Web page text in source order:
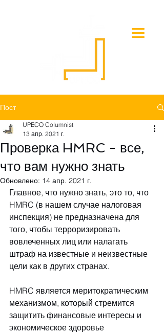
Пост
Проверка HMRC - все,
что вам нужно знать
UPECO Columnist
13 апр. 2021 г.
Обновлено: 14 апр. 2021 г.
Главное, что нужно знать, это то, что
HMRC (в нашем случае налоговая
инспекция) не предназначена для
того, чтобы терроризировать
вовлеченных лиц или налагать
штраф на известные и неизвестные
цели как в других странах.
HMRC является меритократическим
механизмом, который стремится
защитить финансовые интересы и
экономическое здоровье